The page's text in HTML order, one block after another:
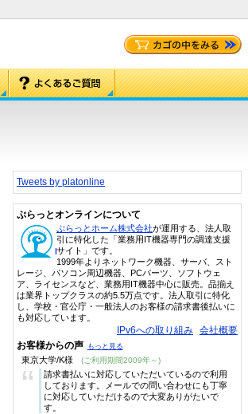
Tweets by platonline
ぷらっとオンラインについて
ぷらっとホーム株式会社が運用する、法人取
引に特化した「業務用IT機器専門の調達支援
サイト」です。
1999年よりネットワーク機器、サーバ、スト
レージ、パソコン周辺機器、PCパーツ、ソフトウェ
ア、ライセンスなど、業務用IT機器中心に販売。品揃え
は業界トップクラスの約5.5万点です。法人取引に特化
し、学校・官公庁・一般法人のお客様の請求書後払いに
も対応しています。
IPv6への取り組み 会社概要
お客様からの声 もっと見る
東京大学/K様 (ご利用期間2009年～)
“
請求書払いに対応していただいているので利用
しております。メールでの問い合わせにも丁寧
に対応していただけるので大変ありがたいで
す。